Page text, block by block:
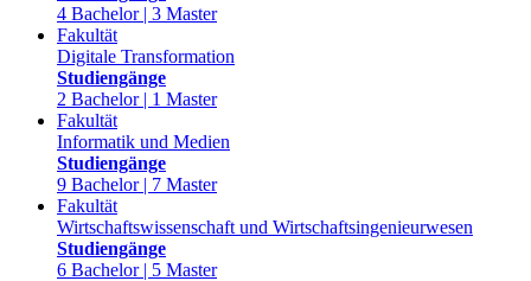
4 Bachelor | 3 Master
Fakultät
Digitale Transformation
Studiengänge
2 Bachelor | 1 Master
Fakultät
Informatik und Medien
Studiengänge
9 Bachelor | 7 Master
Fakultät
Wirtschaftswissenschaft und Wirtschaftsingenieurwesen
Studiengänge
6 Bachelor | 5 Master